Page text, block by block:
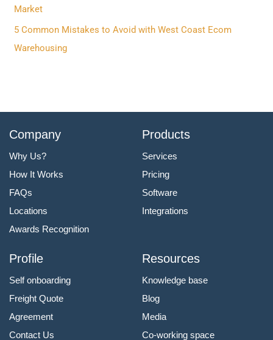
r
:
Market
5 Common Mistakes to Avoid with West Coast Ecom
Warehousing
Company
Why Us?
How It Works
FAQs
Locations
Awards Recognition
Products
Services
Pricing
Software
Integrations
Profile
Self onboarding
Freight Quote
Agreement
Contact Us
Resources
Knowledge base
Blog
Media
Co-working space